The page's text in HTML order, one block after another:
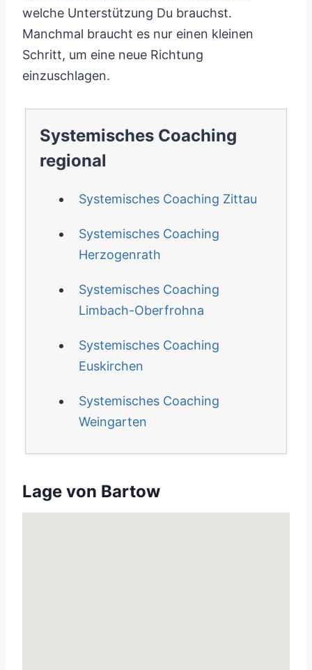
welche Unterstützung Du brauchst.
Manchmal braucht es nur einen kleinen
Schritt, um eine neue Richtung
einzuschlagen.
Systemisches Coaching
regional
Systemisches Coaching Zittau
Systemisches Coaching
Herzogenrath
Systemisches Coaching
Limbach-Oberfrohna
Systemisches Coaching
Euskirchen
Systemisches Coaching
Weingarten
Lage von Bartow